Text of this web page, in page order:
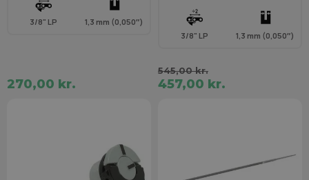
3/8" LP 1,3 mm (0,050″)
270,00 kr.
3/8" LP 1,3 mm (0,050″)
545,00 kr.
457,00 kr.